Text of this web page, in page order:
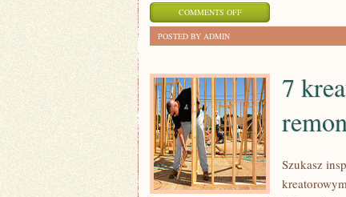
COMMENTS OFFON
POMYSŁY
NA
NAUKĘ
RYSOWANIA
POSTED BY ADMIN
7
Szukasz